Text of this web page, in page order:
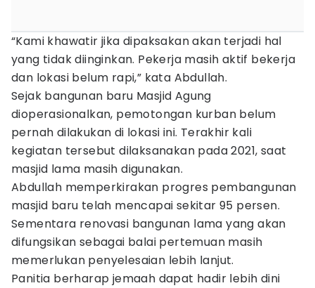
“Kami khawatir jika dipaksakan akan terjadi hal
yang tidak diinginkan. Pekerja masih aktif bekerja
dan lokasi belum rapi,” kata Abdullah.
Sejak bangunan baru Masjid Agung
dioperasionalkan, pemotongan kurban belum
pernah dilakukan di lokasi ini. Terakhir kali
kegiatan tersebut dilaksanakan pada 2021, saat
masjid lama masih digunakan.
Abdullah memperkirakan progres pembangunan
masjid baru telah mencapai sekitar 95 persen.
Sementara renovasi bangunan lama yang akan
difungsikan sebagai balai pertemuan masih
memerlukan penyelesaian lebih lanjut.
Panitia berharap jemaah dapat hadir lebih dini